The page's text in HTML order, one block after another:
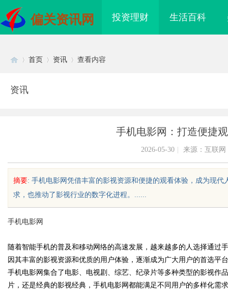
偏关资讯网 投资理财 生活百科
首页 资讯 查看内容
资讯
手机电影网：打造便捷
2026-05-30 来源：互联网
摘要: 手机电影网凭借丰富的影视资源和便捷的观看体验，成为现
求，也推动了影视行业的数字化进程。......
手机电影网
随着智能手机的普及和移动网络的高速发展，越来越多的人选择通过
因其丰富的影视资源和优质的用户体验，逐渐成为广大用户的首选平
手机电影网集合了电影、电视剧、综艺、纪录片等多种类型的影视作
片，还是经典的影视经典，手机电影网都能满足不同用户的多样化需
时代影像文化的创
发体系全解析